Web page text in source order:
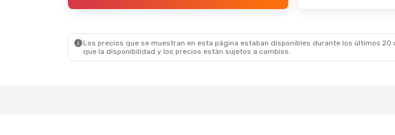
Los precios que se muestran en esta página estaban disponibles durante los últimos
que la disponibilidad y los precios están sujetos a cambios.